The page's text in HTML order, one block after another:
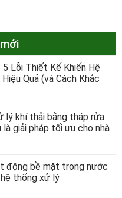
5 Lỗi Thiết Kế Khiến Hệ
Quả (và Cách Khắc
lý khí thải bằng tháp rửa
giải pháp tối ưu cho nhà
động bề mặt trong nước
thống xử lý